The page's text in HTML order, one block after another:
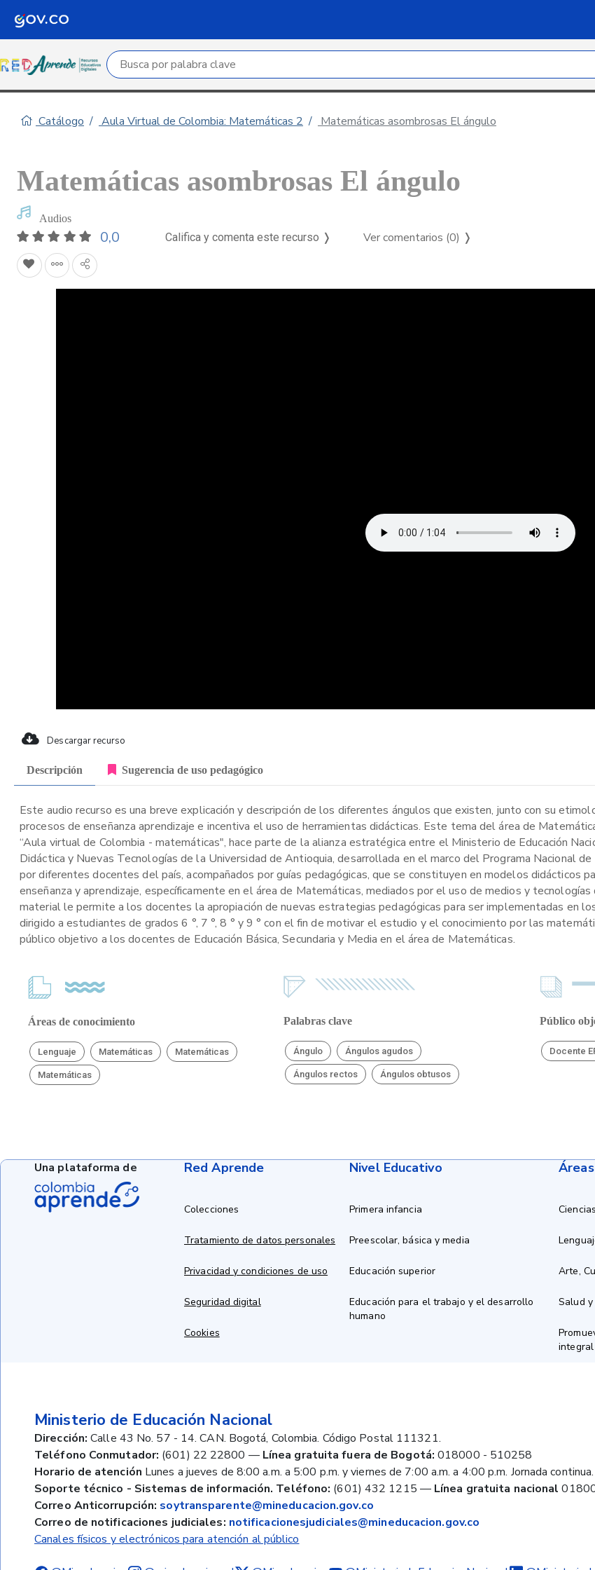
Campo de búsqueda por palabra clave
Catálogo Aula Virtual de Colombia: Matemáticas 2 Matemáticas asombrosas El ángulo
Matemáticas asombrosas El ángulo
Audios
0,0 Califica y comenta este recurso ❭ Ver comentarios (0) ❭
Descargar recurso
Descripción Sugerencia de uso pedagógico
Este audio recurso es una breve explicación y descripción de los diferentes ángulos que existen, junto con su
procesos de enseñanza aprendizaje e incentiva el uso de herramientas didácticas. Este tema del área de
“Aula virtual de Colombia - matemáticas", hace parte de la alianza estratégica entre el Ministerio de Educación
Didáctica y Nuevas Tecnologías de la Universidad de Antioquia, desarrollada en el marco del Programa Nacional
por diferentes docentes del país, acompañados por guías pedagógicas, que se constituyen en modelos didácticos
enseñanza y aprendizaje, específicamente en el área de Matemáticas, mediados por el uso de medios y tecnologías
material le permite a los docentes la apropiación de nuevas estrategias pedagógicas para ser implementadas en
dirigido a estudiantes de grados 6 °, 7 °, 8 ° y 9 ° con el fin de motivar el estudio y el conocimiento por las
público objetivo a los docentes de Educación Básica, Secundaria y Media en el área de Matemáticas.
Áreas de conocimiento
Lenguaje Matemáticas Matemáticas
Matemáticas
Palabras clave
Ángulo Ángulos agudos
Ángulos rectos Ángulos obtusos
Público
Docente
Red Aprende
Colecciones
Tratamiento de datos personales
Privacidad y condiciones de uso
Seguridad digital
Cookies
Nivel Educativo
Primera infancia
Preescolar, básica y media
Educación superior
Educación para el trabajo y el desarrollo
humano
Arte,
Salud
integral
Ministerio de Educación Nacional
Dirección: Calle 43 No. 57 - 14. CAN. Bogotá, Colombia. Código Postal 111321.
Teléfono Conmutador: (601) 22 22800 — Línea gratuita fuera de Bogotá: 018000 - 510258
Horario de atención Lunes a jueves de 8:00 a.m. a 5:00 p.m. y viernes de 7:00 a.m. a 4:00 p.m. Jornada continua.
Soporte técnico - Sistemas de información. Teléfono: (601) 432 1215 — Línea gratuita nacional
Correo Anticorrupción: soytransparente@mineducacion.gov.co
Correo de notificaciones judiciales: notificacionesjudiciales@mineducacion.gov.co
Canales físicos y electrónicos para atención al público
Una plataforma de